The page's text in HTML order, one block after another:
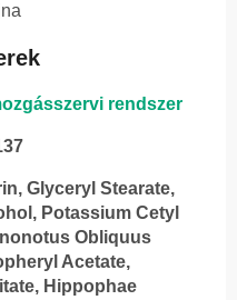
rendszer
Glyceryl Stearate,
Potassium Cetyl
Obliquus
Acetate,
Hippophae